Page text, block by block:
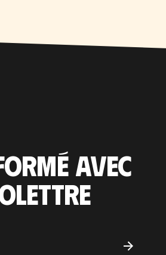
AVEC